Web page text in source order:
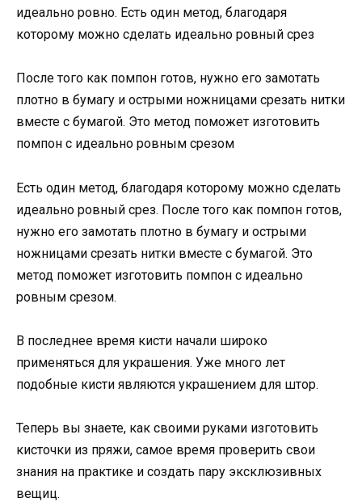
идеально ровно. Есть один метод, благодаря
которому можно сделать идеально ровный срез
После того как помпон готов, нужно его замотать
плотно в бумагу и острыми ножницами срезать нитки
вместе с бумагой. Это метод поможет изготовить
помпон с идеально ровным срезом
Есть один метод, благодаря которому можно сделать
идеально ровный срез. После того как помпон готов,
нужно его замотать плотно в бумагу и острыми
ножницами срезать нитки вместе с бумагой. Это
метод поможет изготовить помпон с идеально
ровным срезом.
В последнее время кисти начали широко
применяться для украшения. Уже много лет
подобные кисти являются украшением для штор.
Теперь вы знаете, как своими руками изготовить
кисточки из пряжи, самое время проверить свои
знания на практике и создать пару эксклюзивных
вещиц.